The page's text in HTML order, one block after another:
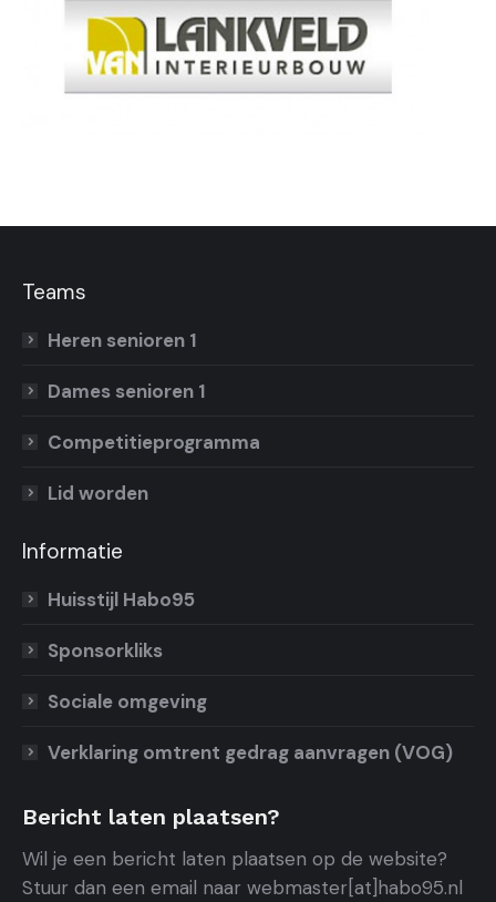
Teams
Heren senioren 1
Dames senioren 1
Competitieprogramma
Lid worden
Informatie
Huisstijl Habo95
Sponsorkliks
Sociale omgeving
Verklaring omtrent gedrag aanvragen (VOG)
Bericht laten plaatsen?
Wil je een bericht laten plaatsen op de website?
Stuur dan een email naar webmaster[at]habo95.nl